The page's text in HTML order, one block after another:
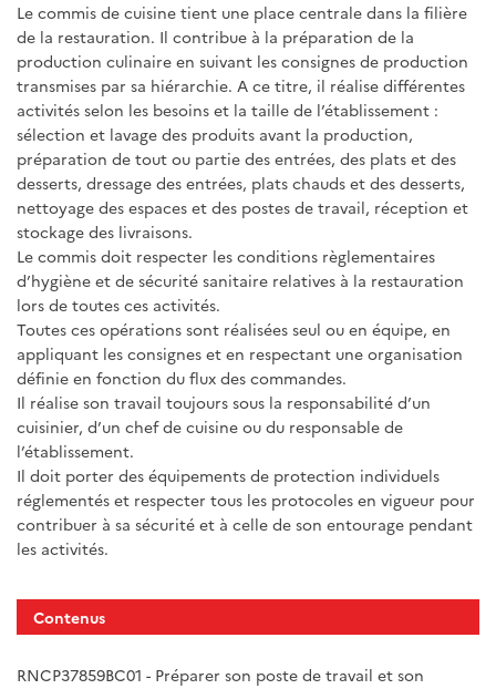
Le commis de cuisine tient une place centrale dans la filière
de la restauration. Il contribue à la préparation de la
production culinaire en suivant les consignes de production
transmises par sa hiérarchie. A ce titre, il réalise différentes
activités selon les besoins et la taille de l’établissement :
sélection et lavage des produits avant la production,
préparation de tout ou partie des entrées, des plats et des
desserts, dressage des entrées, plats chauds et des desserts,
nettoyage des espaces et des postes de travail, réception et
stockage des livraisons.
Le commis doit respecter les conditions règlementaires
d’hygiène et de sécurité sanitaire relatives à la restauration
lors de toutes ces activités.
Toutes ces opérations sont réalisées seul ou en équipe, en
appliquant les consignes et en respectant une organisation
définie en fonction du flux des commandes.
Il réalise son travail toujours sous la responsabilité d’un
cuisinier, d’un chef de cuisine ou du responsable de
l’établissement.
Il doit porter des équipements de protection individuels
réglementés et respecter tous les protocoles en vigueur pour
contribuer à sa sécurité et à celle de son entourage pendant
les activités.
Contenus
RNCP37859BC01 - Préparer son poste de travail et son